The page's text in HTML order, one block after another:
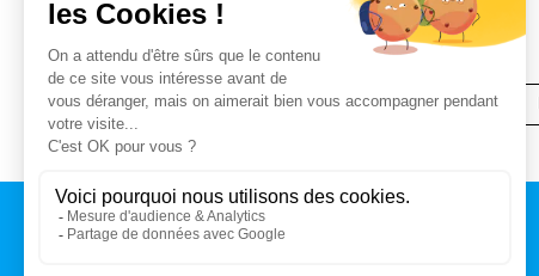
< Le coq d’or
CONTACT